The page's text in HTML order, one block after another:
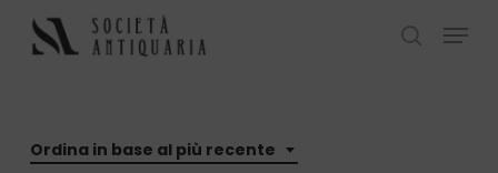
Skip
search
Menu
Ordina in base al più recente